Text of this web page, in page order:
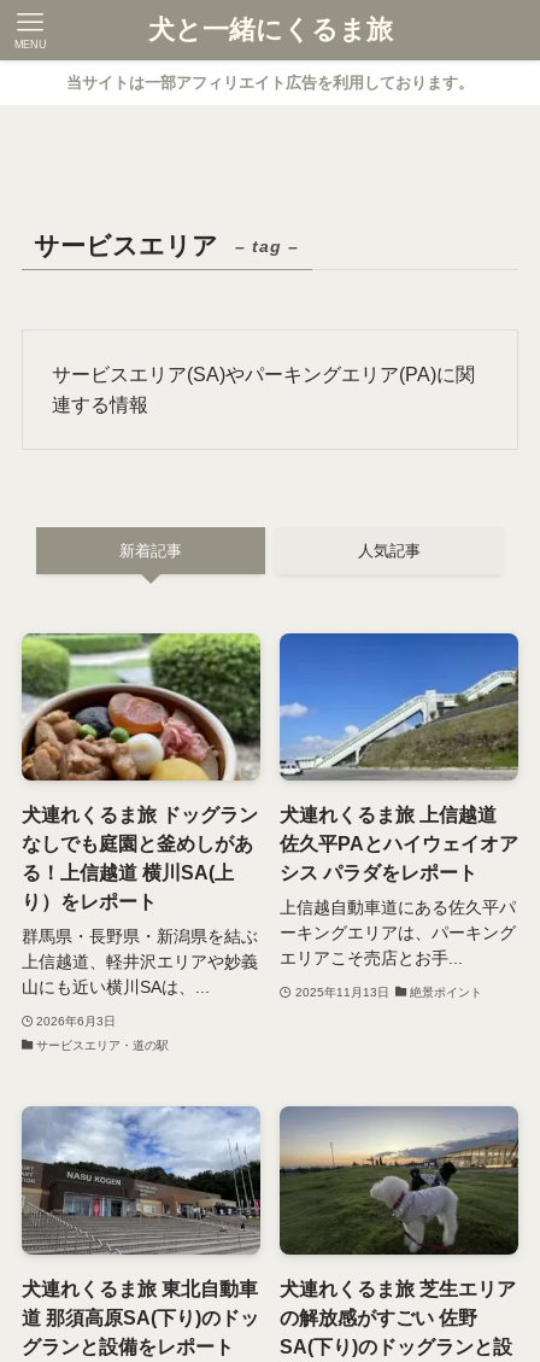
犬と一緒にくるま旅
MENU
当サイトは一部アフィリエイト広告を利用しております。
サービスエリア – tag –
サービスエリア(SA)やパーキングエリア(PA)に関
連する情報
新着記事 人気記事
犬連れくるま旅 ドッグラン
なしでも庭園と釜めしがあ
る！上信越道 横川SA(上
り）をレポート
群馬県・長野県・新潟県を結ぶ
上信越道、軽井沢エリアや妙義
山にも近い横川SAは、...
2026年6月3日
サービスエリア・道の駅
犬連れくるま旅 上信越道
佐久平PAとハイウェイオア
シス パラダをレポート
上信越自動車道にある佐久平パ
ーキングエリアは、パーキング
エリアこそ売店とお手...
2025年11月13日 絶景ポイント
犬連れくるま旅 東北自動車
道 那須高原SA(下り)のドッ
グランと設備をレポート
犬連れくるま旅 芝生エリア
の解放感がすごい 佐野
SA(下り)のドッグランと設